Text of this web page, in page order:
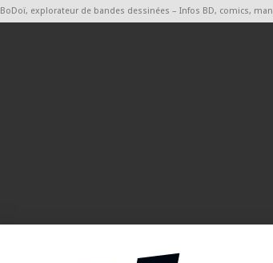
BoDoï, explorateur de bandes dessinées – Infos BD, comics,